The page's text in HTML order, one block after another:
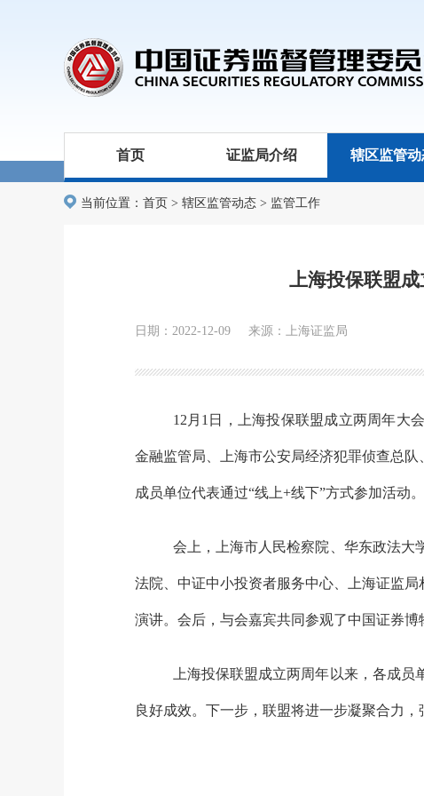
首页 证监局介绍 辖区监管动
当前位置： 首页 > 辖区监管动态 > 监管工作
上海投保联盟
日期：2022-12-09 来源：上海证监局
12月1日，上海投保联盟成立两周年大
金融监管局、上海市公安局经济犯罪侦查总
成员单位代表通过“线上+线下”方式参加活动。
会上，上海市人民检察院、华东政法大
法院、中证中小投资者服务中心、上海证监
演讲。会后，与会嘉宾共同参观了中国证券博
上海投保联盟成立两周年以来，各成员
良好成效。下一步，联盟将进一步凝聚合力